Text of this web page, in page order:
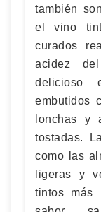
también
el vino
curados
acidez
delicioso
embutidos
lonchas y
tostadas.
como las
ligeras y
tintos más